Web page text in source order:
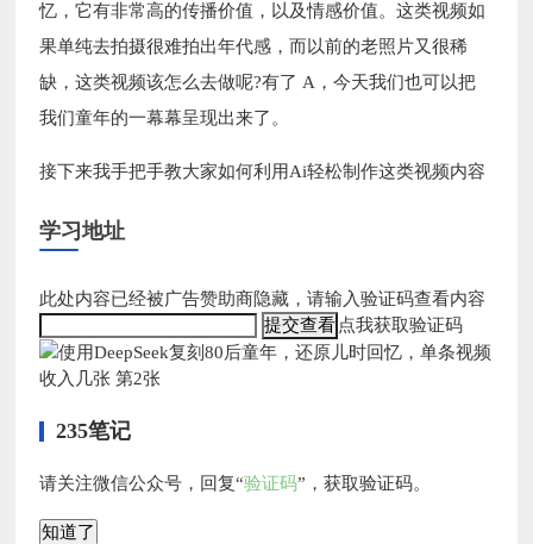
忆，它有非常高的传播价值，以及情感价值。这类视频如
果单纯去拍摄很难拍出年代感，而以前的老照片又很稀
缺，这类视频该怎么去做呢?有了 A，今天我们也可以把
我们童年的一幕幕呈现出来了。
接下来我手把手教大家如何利用Ai轻松制作这类视频内容
学习地址
此处内容已经被广告赞助商隐藏，请输入验证码查看内容
点我获取验证码
235笔记
请关注微信公众号，回复“验证码”，获取验证码。
知道了